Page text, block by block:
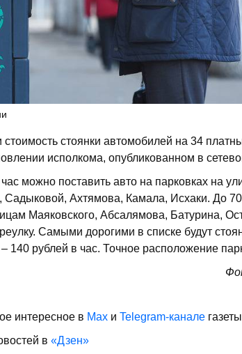
стоянки автомобилей на 34
исполкома, опубликованном в
можно поставить авто на парковках на
Садыковой, Ахтямова, Камала, Исхаки. До
Маяковского, Абсалямова, Батурина,
Самыми дорогими в списке будут
140 рублей в час. Точное расположение
интересное в Max и Telegram-канале
в «Дзен»